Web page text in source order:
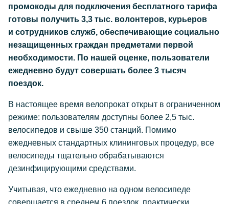
промокоды для подключения бесплатного тарифа
готовы получить 3,3 тыс. волонтеров, курьеров
и сотрудников служб, обеспечивающие социально
незащищенных граждан предметами первой
необходимости. По нашей оценке, пользователи
ежедневно будут совершать более 3 тысяч
поездок.
В настоящее время велопрокат открыт в ограниченном
режиме: пользователям доступны более 2,5 тыс.
велосипедов и свыше 350 станций. Помимо
ежедневных стандартных клининговых процедур, все
велосипеды тщательно обрабатываются
дезинфицирующими средствами.
Учитывая, что ежедневно на одном велосипеде
совершается в среднем 6 поездок, практически